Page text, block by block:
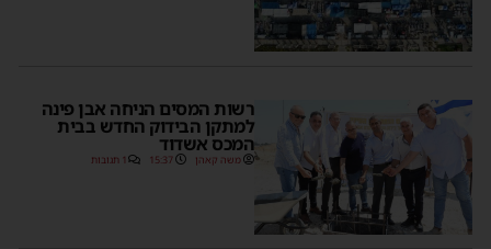
רשות המסים הניחה אבן פינה
למתקן הבידוק החדש בבית
המכס אשדוד
משה קאהן 15:37 1 תגובות